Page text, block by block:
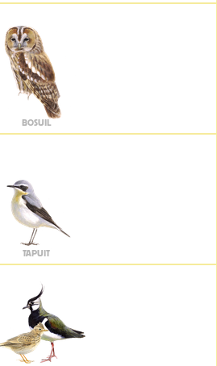
BOSUIL
TAPUIT